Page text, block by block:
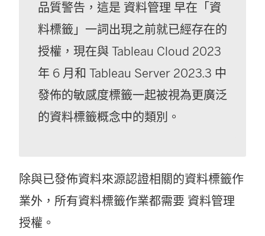
品質警告，這是 資料管理 早在「資
料標籤」一詞出現之前就已經存在的
授權，現在與 Tableau Cloud 2023
年 6 月和 Tableau Server 2023.3 中
發佈的敏感度標籤一起被視為更廣泛
的資料標籤概念中的類別。
除與已發佈資料來源認證相關的資料標籤作
業外，所有資料標籤作業都需要 資料管理
授權。